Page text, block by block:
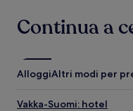
Continua a
AlloggiAltri modi per
Vakka-Suomi: hotel